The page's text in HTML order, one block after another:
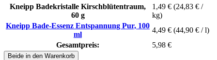
Kneipp Badekristalle Kirschblütentraum,
60 g
1,49 € (24,83 € /
kg)
Kneipp Bade-Essenz Entspannung Pur, 100
ml
4,49 € (44,90 € / l)
Gesamtpreis:
5,98 €
Beide in den Warenkorb